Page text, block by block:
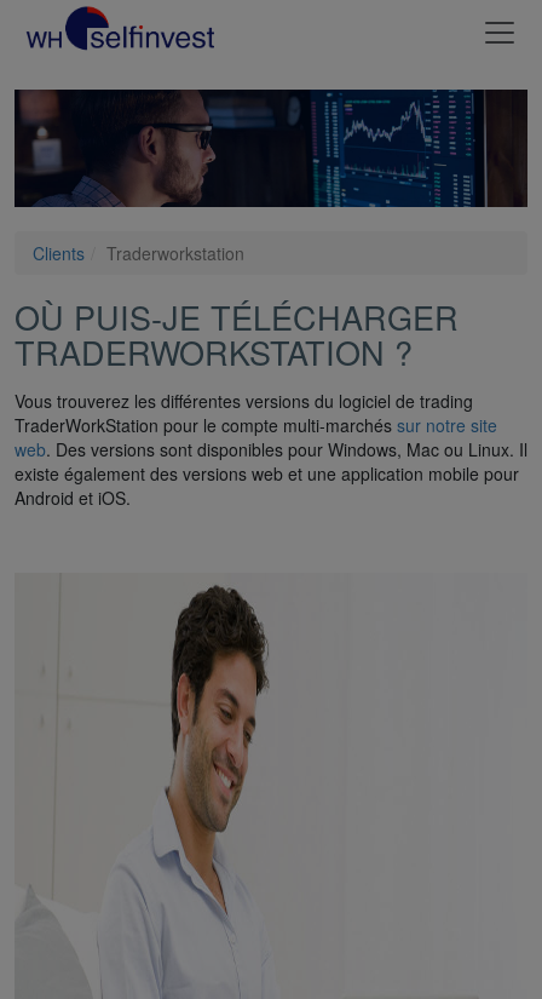
Clients Traderworkstation
OÙ PUIS-JE TÉLÉCHARGER
TRADERWORKSTATION ?
Vous trouverez les différentes versions du logiciel de trading
TraderWorkStation pour le compte multi-marchés sur notre site
web. Des versions sont disponibles pour Windows, Mac ou Linux. Il
existe également des versions web et une application mobile pour
Android et iOS.